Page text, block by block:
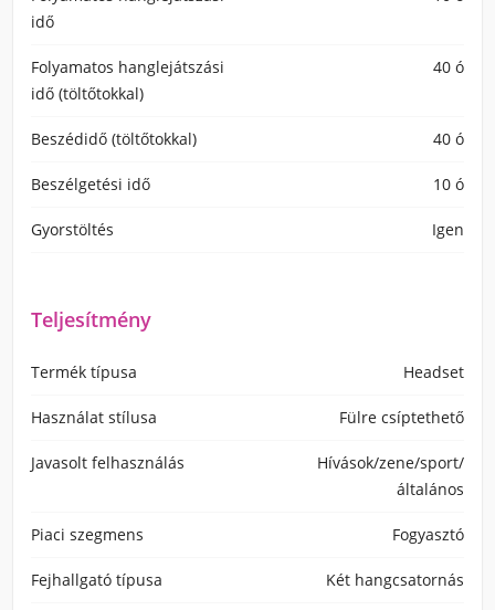
idő
Folyamatos hanglejátszási
idő (töltőtokkal)
40 ó
Beszédidő (töltőtokkal) 40 ó
Beszélgetési idő 10 ó
Gyorstöltés Igen
Teljesítmény
Termék típusa Headset
Használat stílusa Fülre csíptethető
Javasolt felhasználás
Hívások/zene/sport/
általános
Piaci szegmens Fogyasztó
Fejhallgató típusa Két hangcsatornás